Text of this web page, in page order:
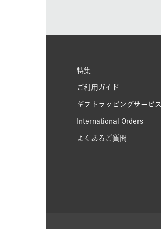
特集
ご利用ガイド
ギフトラッピングサービス
International Orders
よくあるご質問